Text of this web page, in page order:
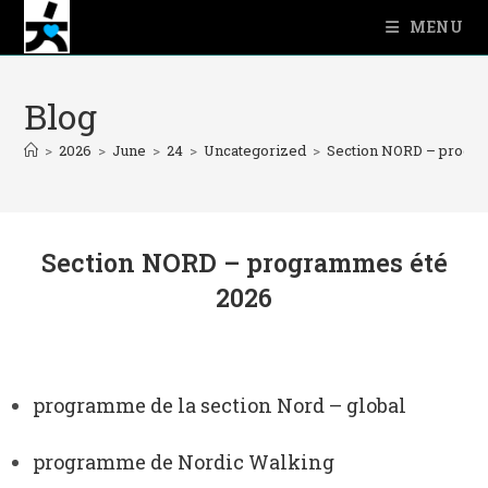
MENU
Blog
> 2026 > June > 24 > Uncategorized > Section NORD –
Section NORD – programmes été
2026
programme de la section Nord – global
programme de Nordic Walking